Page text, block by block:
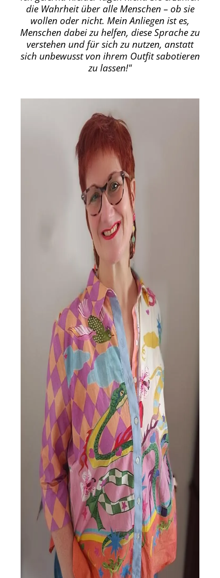
die Wahrheit über alle Menschen – ob sie
wollen oder nicht. Mein Anliegen ist es,
Menschen dabei zu helfen, diese Sprache zu
verstehen und für sich zu nutzen, anstatt
sich unbewusst von ihrem Outfit sabotieren
zu lassen!"